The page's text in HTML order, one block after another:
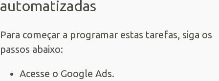
automatizadas
Para começar a programar estas tarefas, siga os
passos abaixo:
Acesse o Google Ads.